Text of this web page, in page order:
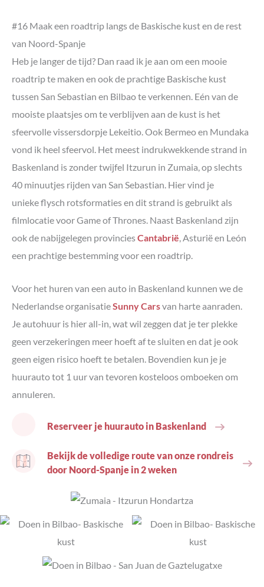
#16 Maak een roadtrip langs de Baskische kust en de rest
van Noord-Spanje
Heb je langer de tijd? Dan raad ik je aan om een mooie
roadtrip te maken en ook de prachtige Baskische kust
tussen San Sebastian en Bilbao te verkennen. Eén van de
mooiste plaatsjes om te verblijven aan de kust is het
sfeervolle vissersdorpje Lekeitio. Ook Bermeo en Mundaka
vond ik heel sfeervol. Het meest indrukwekkende strand in
Baskenland is zonder twijfel Itzurun in Zumaia, op slechts
40 minuutjes rijden van San Sebastian. Hier vind je
unieke flysch rotsformaties en dit strand is gebruikt als
filmlocatie voor Game of Thrones. Naast Baskenland zijn
ook de nabijgelegen provinciesCantabrië, Asturië en León
een prachtige bestemming voor een roadtrip.
Voor het huren van een auto in Baskenland kunnen we de
Nederlandse organisatieSunny Carsvan harte aanraden.
Je autohuur is hier all-in, wat wil zeggen dat je ter plekke
geen verzekeringen meer hoeft af te sluiten en dat je ook
geen eigen risico hoeft te betalen. Bovendien kun je je
huurauto tot 1 uur van tevoren kosteloos omboeken om
annuleren.
Reserveer je huurauto in Baskenland
Bekijk de volledige route van onze rondreis
door Noord-Spanje in 2 weken